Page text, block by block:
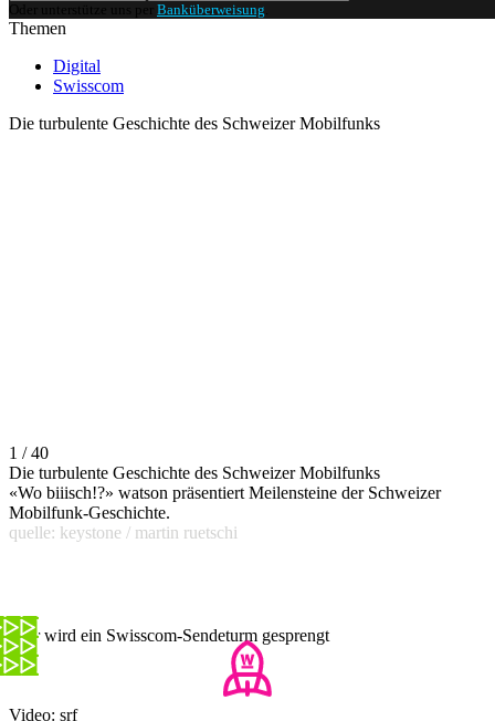
Oder unterstütze uns per Banküberweisung
Themen
Digital
Swisscom
Die turbulente Geschichte des Schweizer Mobilfunks
1 / 40
Die turbulente Geschichte des Schweizer Mobilfunks
«Wo biiisch!?» watson präsentiert Meilensteine der Schweizer
Mobilfunk-Geschichte.
quelle: keystone / martin ruetschi
Hier wird ein Swisscom-Sendeturm gesprengt
Video: srf